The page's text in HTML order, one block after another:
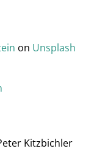
on Unsplash
Kitzbichler